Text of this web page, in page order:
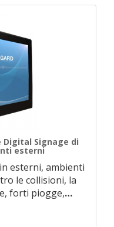
Digital Signage di
esterni
esterni, ambienti
le collisioni, la
forti piogge,…